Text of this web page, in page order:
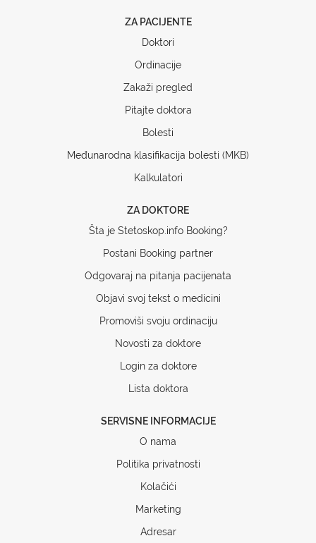
ZA PACIJENTE
Doktori
Ordinacije
Zakaži pregled
Pitajte doktora
Bolesti
Međunarodna klasifikacija bolesti (MKB)
Kalkulatori
ZA DOKTORE
Šta je Stetoskop.info Booking?
Postani Booking partner
Odgovaraj na pitanja pacijenata
Objavi svoj tekst o medicini
Promoviši svoju ordinaciju
Novosti za doktore
Login za doktore
Lista doktora
SERVISNE INFORMACIJE
O nama
Politika privatnosti
Kolačići
Marketing
Adresar